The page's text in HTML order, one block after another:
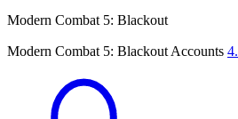
Modern Combat 5: Blackout
Modern Combat 5: Blackout Accounts